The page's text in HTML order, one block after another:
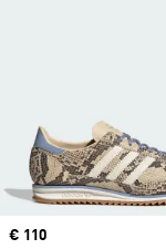
Price
€ 110